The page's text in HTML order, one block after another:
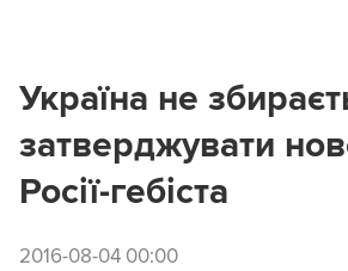
Україна не
затверджувати
Росії-гебіста
2016-08-04 00:00